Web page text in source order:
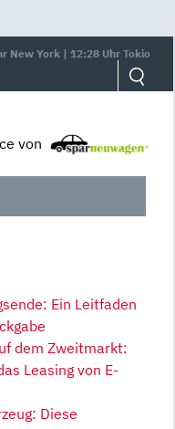
New York | 12:28 Uhr Tokio
von
Ein Leitfaden
dem Zweitmarkt:
Leasing von E-
Diese